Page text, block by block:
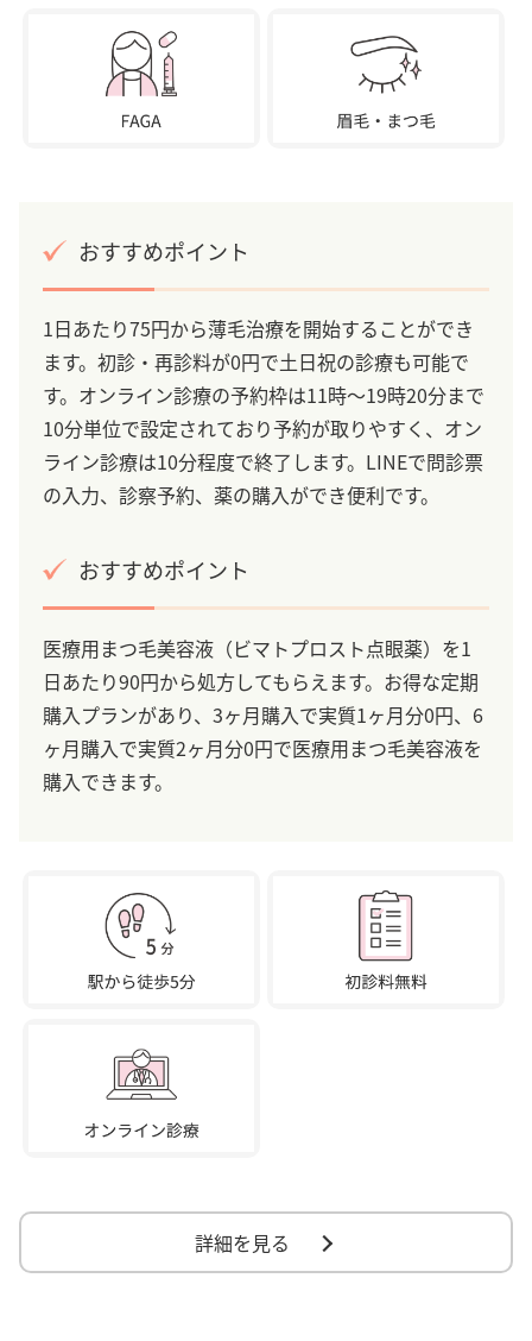
おすすめポイント
1日あたり75円から薄毛治療を開始することができ
ます。初診・再診料が0円で土日祝の診療も可能で
す。オンライン診療の予約枠は11時～19時20分まで
10分単位で設定されており予約が取りやすく、オン
ライン診療は10分程度で終了します。LINEで問診票
の入力、診察予約、薬の購入ができ便利です。
おすすめポイント
医療用まつ毛美容液（ビマトプロスト点眼薬）を1
日あたり90円から処方してもらえます。お得な定期
購入プランがあり、3ヶ月購入で実質1ヶ月分0円、6
ヶ月購入で実質2ヶ月分0円で医療用まつ毛美容液を
購入できます。
詳細を見る